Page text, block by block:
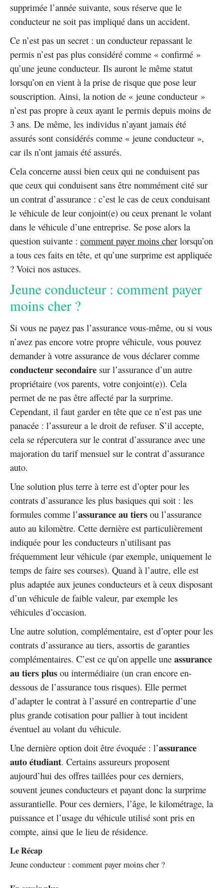
supprimée l’année suivante, sous réserve que le
conducteur ne soit pas impliqué dans un accident.
Ce n’est pas un secret : un conducteur repassant le
permis n’est pas plus considéré comme « confirmé »
qu’une jeune conducteur. Ils auront le même statut
lorsqu’on en vient à la prise de risque que pose leur
souscription. Ainsi, la notion de « jeune conducteur »
n’est pas propre à ceux ayant le permis depuis moins de
3 ans. De même, les individus n’ayant jamais été
assurés sont considérés comme « jeune conducteur »,
car ils n’ont jamais été assurés.
Cela concerne aussi bien ceux qui ne conduisent pas
que ceux qui conduisent sans être nommément cité sur
un contrat d’assurance : c’est le cas de ceux conduisant
le véhicule de leur conjoint(e) ou ceux prenant le volant
dans le véhicule d’une entreprise. Se pose alors la
question suivante : comment payer moins cher lorsqu’on
a tous ces faits en tête, et qu’une surprime est appliquée
? Voici nos astuces.
Jeune conducteur : comment payer
moins cher ?
Si vous ne payez pas l’assurance vous-même, ou si vous
n’avez pas encore votre propre véhicule, vous pouvez
demander à votre assurance de vous déclarer comme
conducteur secondaire sur l’assurance d’un autre
propriétaire (vos parents, votre conjoint(e)). Cela
permet de ne pas être affecté par la surprime.
Cependant, il faut garder en tête que ce n’est pas une
panacée : l’assureur a le droit de refuser. S’il accepte,
cela se répercutera sur le contrat d’assurance avec une
majoration du tarif mensuel sur le contrat d’assurance
auto.
Une solution plus terre à terre est d’opter pour les
contrats d’assurance les plus basiques qui soit : les
formules comme l’assurance au tiers ou l’assurance
auto au kilomètre. Cette dernière est particulièrement
indiquée pour les conducteurs n’utilisant pas
fréquemment leur véhicule (par exemple, uniquement le
temps de faire ses courses). Quand à l’autre, elle est
plus adaptée aux jeunes conducteurs et à ceux disposant
d’un véhicule de faible valeur, par exemple les
véhicules d’occasion.
Une autre solution, complémentaire, est d’opter pour les
contrats d’assurance au tiers, assortis de garanties
complémentaires. C’est ce qu’on appelle une assurance
au tiers plus ou intermédiaire (un cran encore en-
dessous de l’assurance tous risques). Elle permet
d’adapter le contrat à l’assuré en contrepartie d’une
plus grande cotisation pour pallier à tout incident
éventuel au volant du véhicule.
Une dernière option doit être évoquée : l’assurance
auto étudiant. Certains assureurs proposent
aujourd’hui des offres taillées pour ces derniers,
souvent jeunes conducteurs et payant donc la surprime
assurantielle. Pour ces derniers, l’âge, le kilométrage, la
puissance et l’usage du véhicule utilisé sont pris en
compte, ainsi que le lieu de résidence.
Le Récap
Jeune conducteur : comment payer moins cher ?